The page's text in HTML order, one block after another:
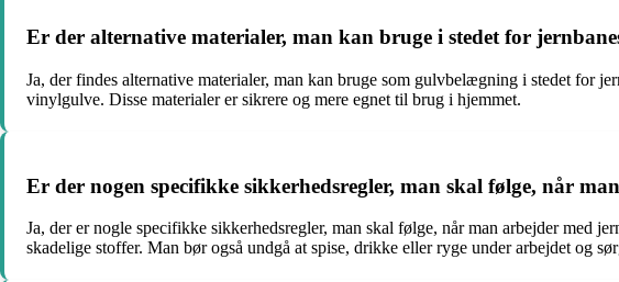
Er der alternative materialer, man kan bruge i stedet for
Ja, der findes alternative materialer, man kan bruge som gulvbelægning i stedet for
vinylgulve. Disse materialer er sikrere og mere egnet til brug i hjemmet.
Er der nogen specifikke sikkerhedsregler, man skal følge, når
Ja, der er nogle specifikke sikkerhedsregler, man skal følge, når man arbejder med
skadelige stoffer. Man bør også undgå at spise, drikke eller ryge under arbejdet og